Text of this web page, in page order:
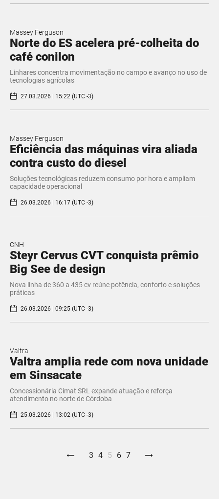
Massey Ferguson
Norte do ES acelera pré-colheita do
café conilon
Linhares concentra movimentação no campo e avanço no uso de
tecnologias agrícolas
27.03.2026 | 15:22 (UTC -3)
Massey Ferguson
Eficiência das máquinas vira aliada
contra custo do diesel
Soluções tecnológicas reduzem consumo por hora e ampliam
capacidade operacional
26.03.2026 | 16:17 (UTC -3)
CNH
Steyr Cervus CVT conquista prêmio
Big See de design
Nova linha de 360 a 435 cv reúne potência, conforto e soluções
práticas
26.03.2026 | 09:25 (UTC -3)
Valtra
Valtra amplia rede com nova unidade
em Sinsacate
Concessionária Cimat SRL expande atuação e reforça
atendimento no norte de Córdoba
25.03.2026 | 13:02 (UTC -3)
3 4 5 6 7